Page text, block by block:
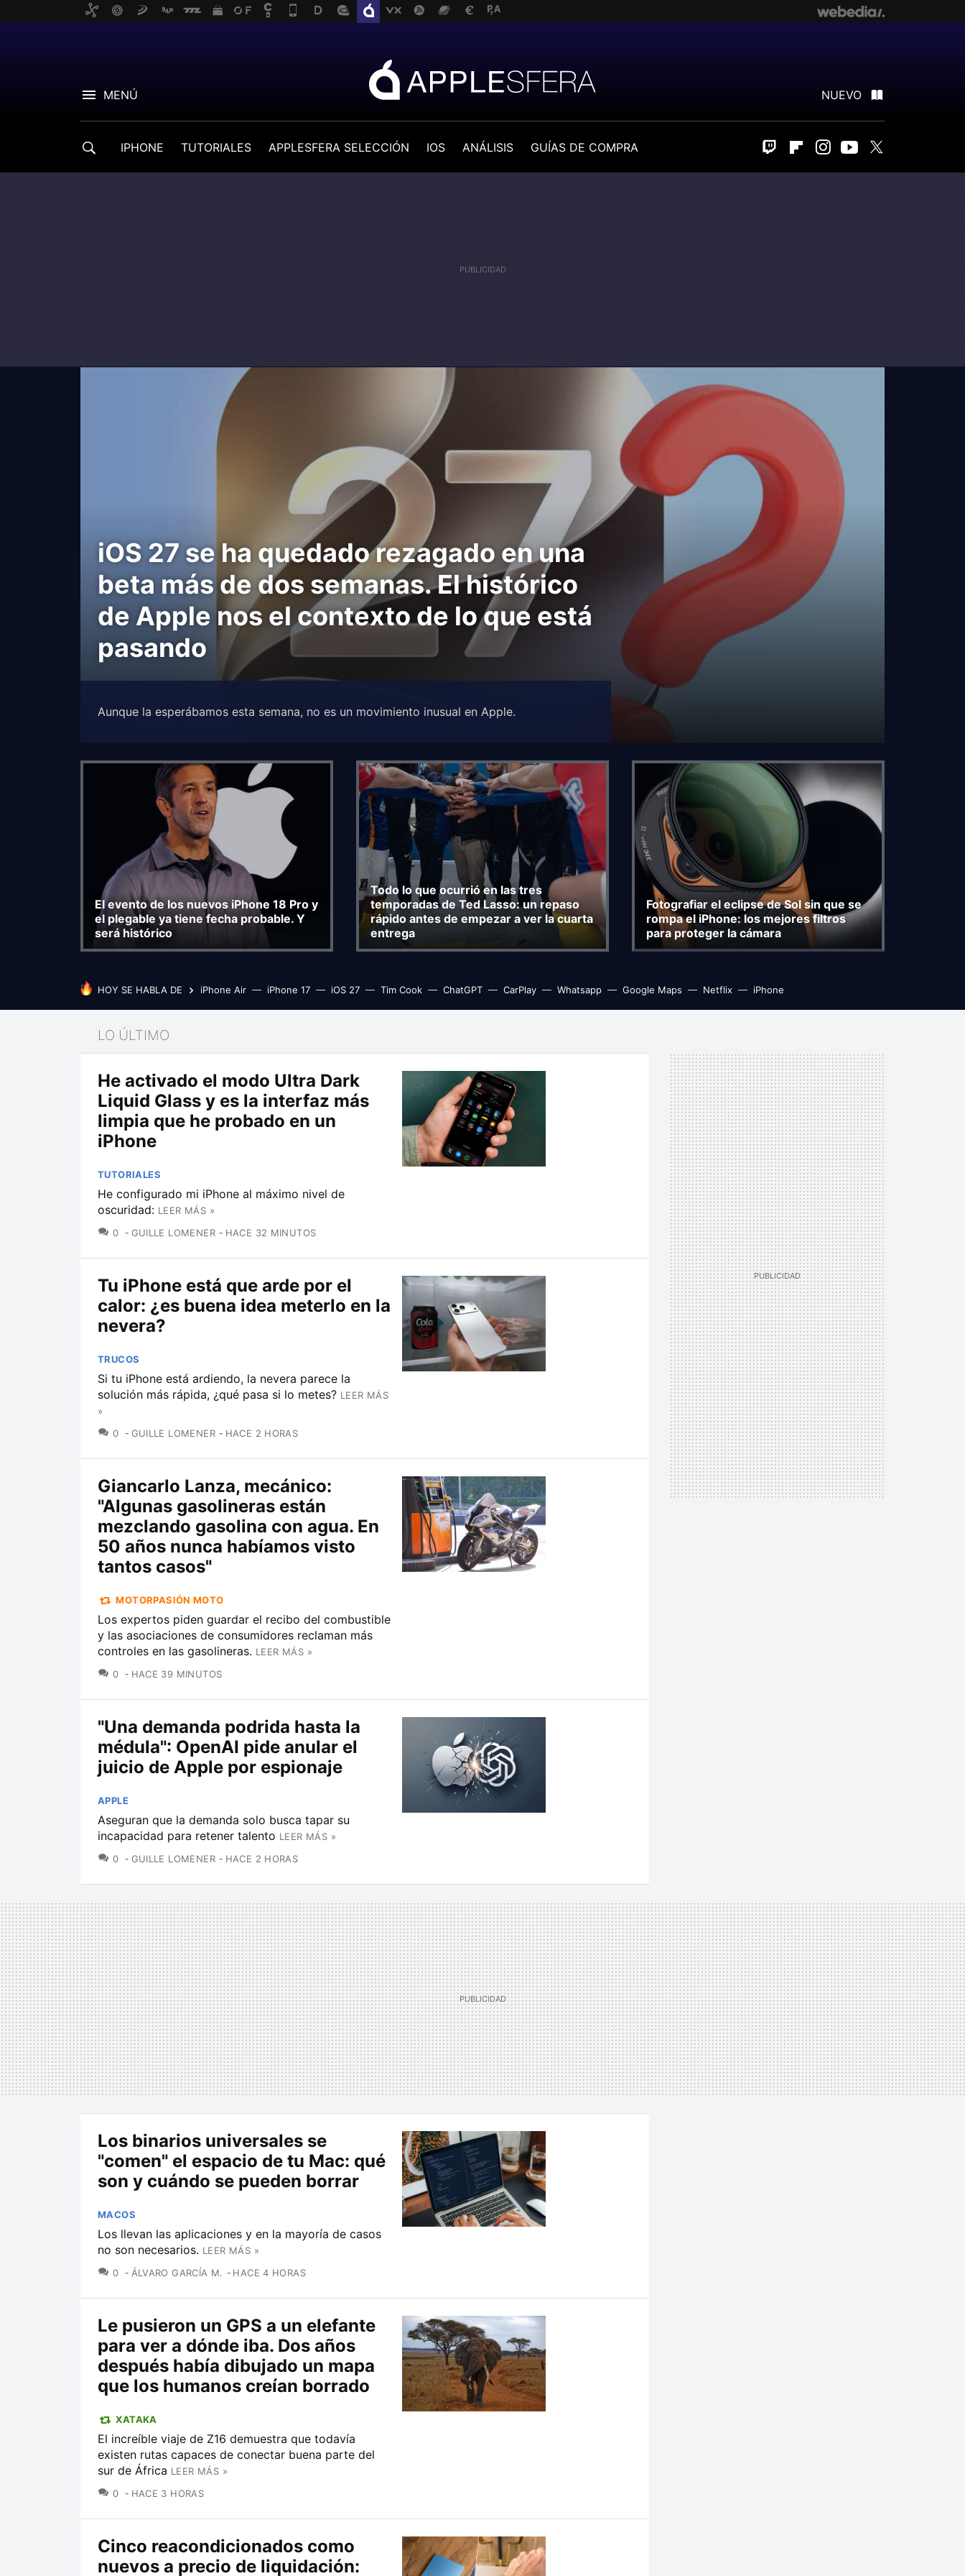
MENÚ NUEVO
IPHONE TUTORIALES APPLESFERA SELECCIÓN IOS ANÁLISIS GUÍAS DE COMPRA Twitch FlipboardInstagram
Youtube
iOS 27 se ha quedado rezagado en una
beta más de dos semanas. El histórico
de Apple nos el contexto de lo que está
pasando
Aunque la esperábamos esta semana, no es un movimiento inusual en Apple.
El evento de los nuevos iPhone 18 Pro y
el plegable ya tiene fecha probable. Y
será histórico
Todo lo que ocurrió en las tres
temporadas de Ted Lasso: un repaso
rápido antes de empezar a ver la cuarta
entrega
Fotografiar el eclipse de Sol sin que se
rompa el iPhone: los mejores filtros
para proteger la cámara
HOY SE HABLA DE iPhone Air iPhone 17 iOS 27 Tim Cook ChatGPT CarPlay Whatsapp Google Maps Netflix iPhone
LO ÚLTIMO
He activado el modo Ultra Dark
Liquid Glass y es la interfaz más
limpia que he probado en un
iPhone
TUTORIALES
He configurado mi iPhone al máximo nivel de
oscuridad: LEER MÁS »
0 COMENTARIOS
GUILLE LOMENER HACE 32 MINUTOS
Tu iPhone está que arde por el
calor: ¿es buena idea meterlo en la
nevera?
TRUCOS
Si tu iPhone está ardiendo, la nevera parece la
solución más rápida, ¿qué pasa si lo metes? LEER MÁS
»
0 COMENTARIOS
GUILLE LOMENER HACE 2 HORAS
Giancarlo Lanza, mecánico:
"Algunas gasolineras están
mezclando gasolina con agua. En
50 años nunca habíamos visto
tantos casos"
MOTORPASIÓN MOTO
Los expertos piden guardar el recibo del combustible
y las asociaciones de consumidores reclaman más
controles en las gasolineras. LEER MÁS »
0 COMENTARIOS
HACE 39 MINUTOS
"Una demanda podrida hasta la
médula": OpenAI pide anular el
juicio de Apple por espionaje
APPLE
Aseguran que la demanda solo busca tapar su
incapacidad para retener talento LEER MÁS »
0 COMENTARIOS
GUILLE LOMENER HACE 2 HORAS
Los binarios universales se
"comen" el espacio de tu Mac: qué
son y cuándo se pueden borrar
MACOS
Los llevan las aplicaciones y en la mayoría de casos
no son necesarios. LEER MÁS »
0 COMENTARIOS
ÁLVARO GARCÍA M. HACE 4 HORAS
Le pusieron un GPS a un elefante
para ver a dónde iba. Dos años
después había dibujado un mapa
que los humanos creían borrado
XATAKA
El increíble viaje de Z16 demuestra que todavía
existen rutas capaces de conectar buena parte del
sur de África LEER MÁS »
0 COMENTARIOS
HACE 3 HORAS
Cinco reacondicionados como
nuevos a precio de liquidación: